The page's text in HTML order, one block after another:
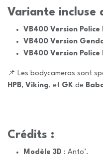
Variante incluse
VB400 Version
VB400 Version
VB400 Version
📌 Les bodycameras sont
HPB, Viking, et GK de
Crédits :
Modèle 3D : Anto’.